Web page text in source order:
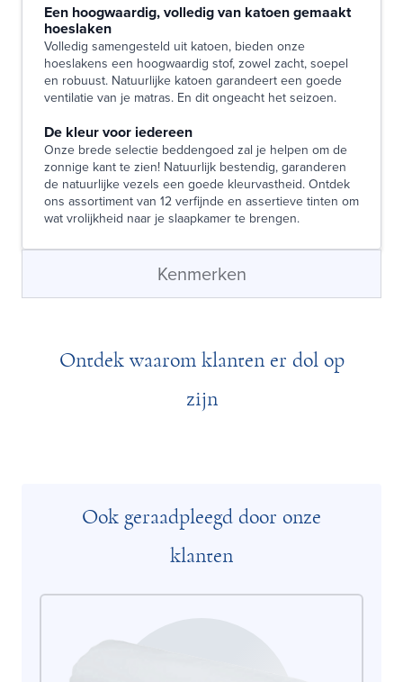
Een hoogwaardig, volledig van katoen gemaakt
hoeslaken
Volledig samengesteld uit katoen, bieden onze
hoeslakens een hoogwaardig stof, zowel zacht, soepel
en robuust. Natuurlijke katoen garandeert een goede
ventilatie van je matras. En dit ongeacht het seizoen.
De kleur voor iedereen
Onze brede selectie beddengoed zal je helpen om de
zonnige kant te zien! Natuurlijk bestendig, garanderen
de natuurlijke vezels een goede kleurvastheid. Ontdek
ons assortiment van 12 verfijnde en assertieve tinten om
wat vrolijkheid naar je slaapkamer te brengen.
Kenmerken
Ontdek waarom klanten er dol op
zijn
Ook geraadpleegd door onze
klanten